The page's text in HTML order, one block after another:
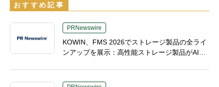
おすすめ記事
PRNewswire
KOWIN、FMS 2026でストレージ製品の全ライ
ンアップを展示：高性能ストレージ製品がAI分